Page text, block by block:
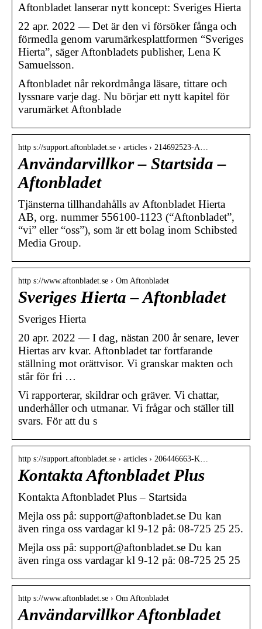
Aftonbladet lanserar nytt koncept: Sveriges Hierta
22 apr. 2022 — Det är den vi försöker fånga och
förmedla genom varumärkesplattformen “Sveriges
Hierta”, säger Aftonbladets publisher, Lena K
Samuelsson.
Aftonbladet når rekordmånga läsare, tittare och
lyssnare varje dag. Nu börjar ett nytt kapitel för
varumärket Aftonblade
http s://support.aftonbladet.se › articles › 214692523-A…
Användarvillkor – Startsida –
Aftonbladet
Tjänsterna tillhandahålls av Aftonbladet Hierta
AB, org. nummer 556100-1123 (“Aftonbladet”,
“vi” eller “oss”), som är ett bolag inom Schibsted
Media Group.
http s://www.aftonbladet.se › Om Aftonbladet
Sveriges Hierta – Aftonbladet
Sveriges Hierta
20 apr. 2022 — I dag, nästan 200 år senare, lever
Hiertas arv kvar. Aftonbladet tar fortfarande
ställning mot orättvisor. Vi granskar makten och
står för fri …
Vi rapporterar, skildrar och gräver. Vi chattar,
underhåller och utmanar. Vi frågar och ställer till
svars. För att du s
http s://support.aftonbladet.se › articles › 206446663-K…
Kontakta Aftonbladet Plus
Kontakta Aftonbladet Plus – Startsida
Mejla oss på: support@aftonbladet.se Du kan
även ringa oss vardagar kl 9-12 på: 08-725 25 25.
Mejla oss på: support@aftonbladet.se Du kan
även ringa oss vardagar kl 9-12 på: 08-725 25 25
http s://www.aftonbladet.se › Om Aftonbladet
Användarvillkor Aftonbladet